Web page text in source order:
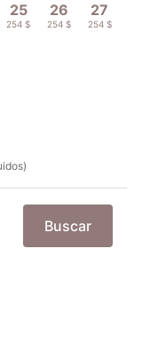
25
254 $
26
254 $
27
254 $
Buscar